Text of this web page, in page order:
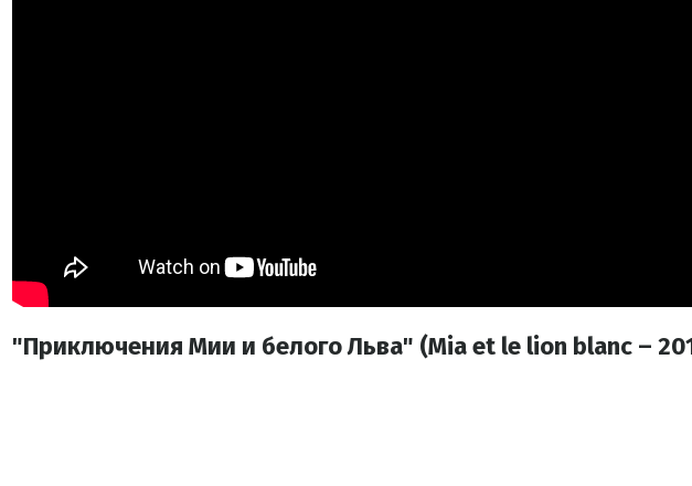
"Приключения Мии и белого Льва" (Mia et le lion blanc –